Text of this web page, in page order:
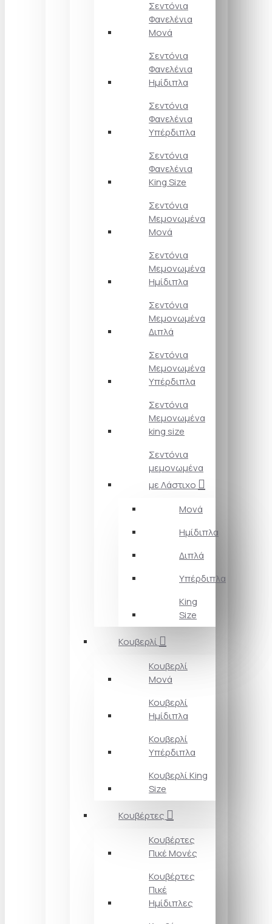
Σεντόνια
Φανελένια
Μονά
Σεντόνια
Φανελένια
Ημίδιπλα
Σεντόνια
Φανελένια
Υπέρδιπλα
Σεντόνια
Φανελένια
King Size
Σεντόνια
Μεμονωμένα
Μονά
Σεντόνια
Μεμονωμένα
Ημίδιπλα
Σεντόνια
Μεμονωμένα
Διπλά
Σεντόνια
Μεμονωμένα
Υπέρδιπλα
Σεντόνια
Μεμονωμένα
king size
Σεντόνια
μεμονωμένα
με Λάστιχο
Μονά
Ημίδιπλα
Διπλά
Υπέρδιπλα
King
Size
Κουβερλί
Κουβερλί
Μονά
Κουβερλί
Ημίδιπλα
Κουβερλί
Υπέρδιπλα
Κουβερλί King
Size
Κουβέρτες
Κουβέρτες
Πικέ Μονές
Κουβέρτες
Πικέ
Ημίδιπλες